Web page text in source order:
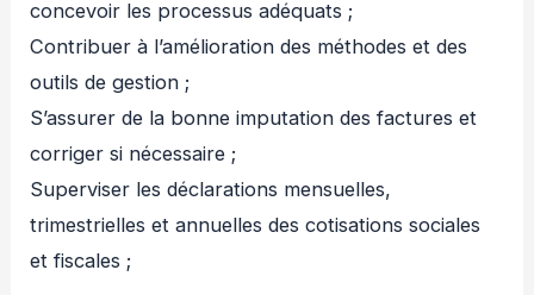
concevoir les processus adéquats ;
Contribuer à l’amélioration des méthodes et des
outils de gestion ;
S’assurer de la bonne imputation des factures et
corriger si nécessaire ;
Superviser les déclarations mensuelles,
trimestrielles et annuelles des cotisations sociales
et fiscales ;